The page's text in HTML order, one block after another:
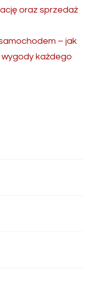
oraz sprzedaż
– jak
każdego